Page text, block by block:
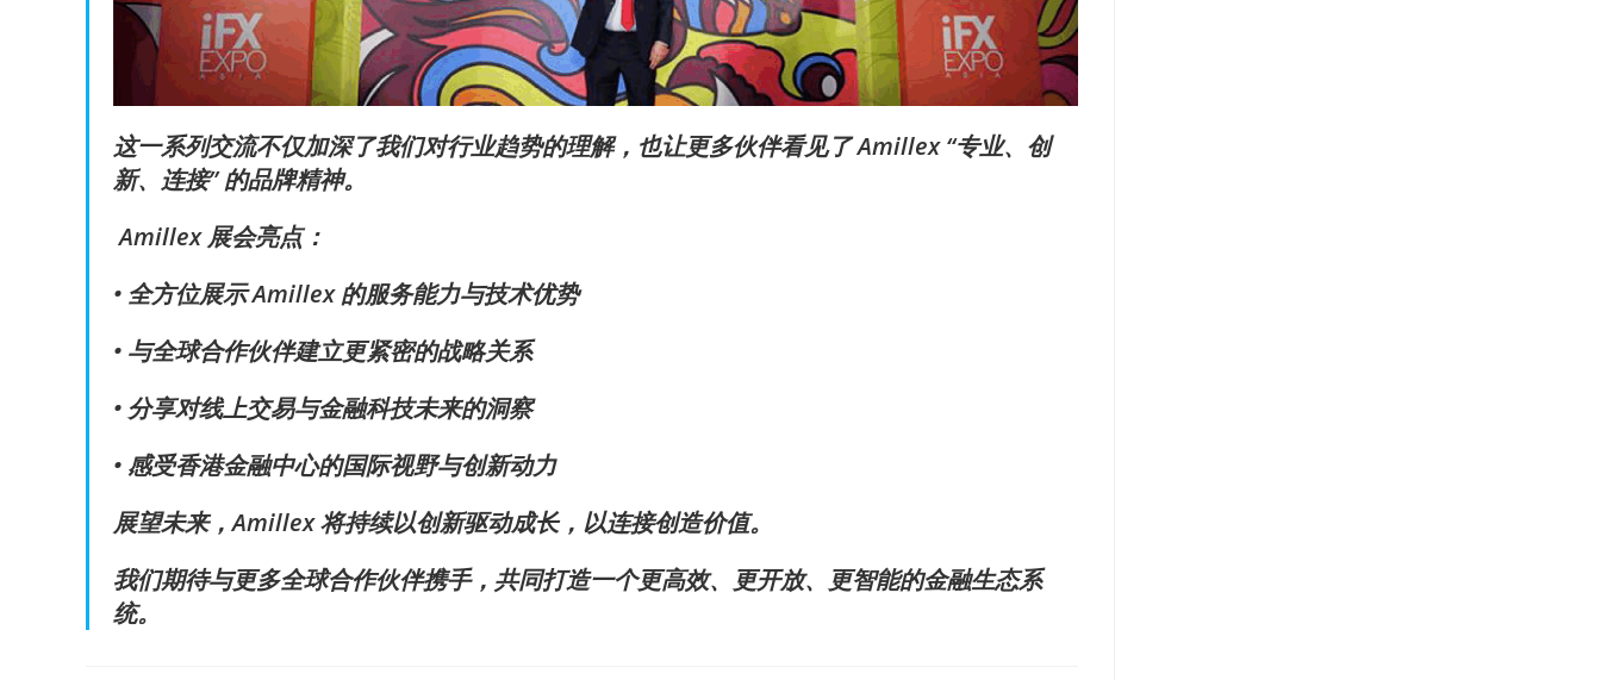
这一系列交流不仅加深了我们对行业趋势的理解，也让更多伙伴看见了 Amillex “专业、创
新、连接” 的品牌精神。
Amillex 展会亮点：
• 全方位展示 Amillex 的服务能力与技术优势
• 与全球合作伙伴建立更紧密的战略关系
• 分享对线上交易与金融科技未来的洞察
• 感受香港金融中心的国际视野与创新动力
展望未来，Amillex 将持续以创新驱动成长，以连接创造价值。
我们期待与更多全球合作伙伴携手，共同打造一个更高效、更开放、更智能的金融生态系
统。